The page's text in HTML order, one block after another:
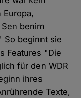
Europa,
benim
So beginnt sie
Features "Die
für den WDR
ihres
Texte,